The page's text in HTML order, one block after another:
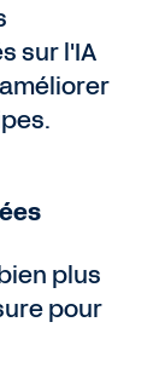
sur l'IA
plus
pour